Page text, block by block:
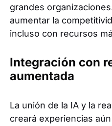
grandes
aumentar la
incluso con recursos
Integración con
aumentada
La unión de la IA y la
creará experiencias